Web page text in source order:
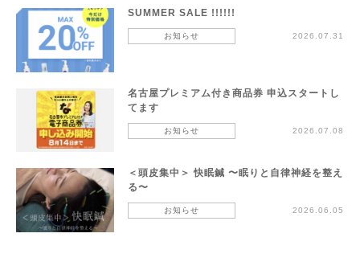
SUMMER SALE !!!!!!
お知らせ 2026.07.31
名古屋プレミアム付き商品券 申込スタートし
てます
お知らせ 2026.07.08
＜頭皮集中＞ 快眠鍼 〜眠りと自律神経を整え
る〜
お知らせ 2026.06.05